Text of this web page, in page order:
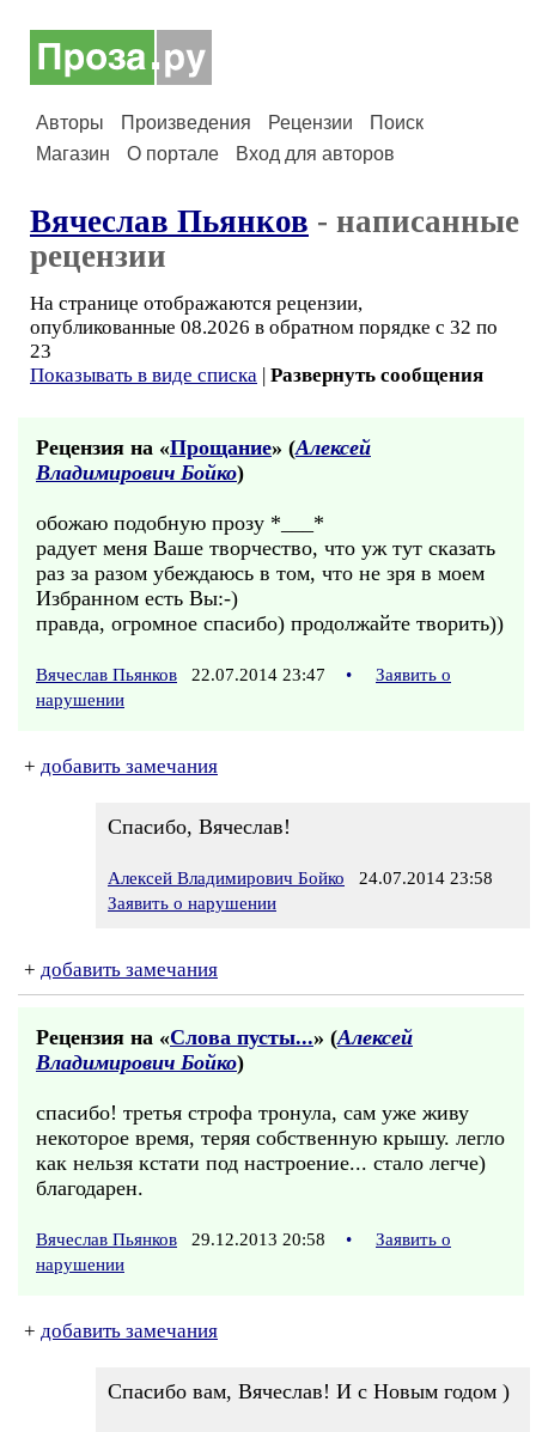
Авторы Произведения Рецензии
Поиск
Магазин
О портале Вход для авторов
Вячеслав Пьянков - написанные
рецензии
На странице отображаются рецензии,
опубликованные 08.2026 в обратном порядке с 32 по
23
Показывать в виде списка | Развернуть сообщения
Рецензия на «Прощание» (Алексей
Владимирович Бойко)
обожаю подобную прозу *___*
радует меня Ваше творчество, что уж тут сказать
раз за разом убеждаюсь в том, что не зря в моем
Избранном есть Вы:-)
правда, огромное спасибо) продолжайте творить))
Вячеслав Пьянков 22.07.2014 23:47 •
Заявить о
нарушении
+ добавить замечания
Спасибо, Вячеслав!
Алексей Владимирович Бойко 24.07.2014 23:58
Заявить о нарушении
+ добавить замечания
Рецензия на «Слова пусты...» (Алексей
Владимирович Бойко)
спасибо! третья строфа тронула, сам уже живу
некоторое время, теряя собственную крышу. легло
как нельзя кстати под настроение... стало легче)
благодарен.
Вячеслав Пьянков 29.12.2013 20:58 •
Заявить о
нарушении
+ добавить замечания
Спасибо вам, Вячеслав! И с Новым годом )